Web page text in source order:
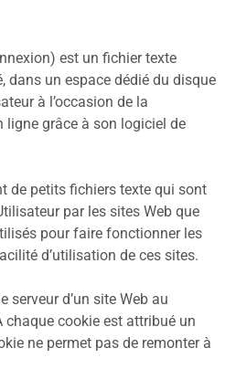
est un fichier texte
dans un espace dédié du disque
à l’occasion de la
ligne grâce à son logiciel de
de petits fichiers texte qui sont
par les sites Web que
pour faire fonctionner les
d’utilisation de ces sites.
serveur d’un site Web au
chaque cookie est attribué un
ne permet pas de remonter à